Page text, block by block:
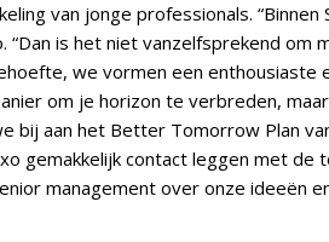
van jonge professionals.
is het niet vanzelfsprekend om
we vormen een
om je horizon te verbreden,
bij aan het Better Tomorrow Plan
gemakkelijk contact leggen met de
management over onze ideeën